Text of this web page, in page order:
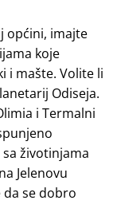
općini, imajte
koje
i mašte. Volite li
Odiseja.
i Termalni
životinjama
Jelenovu
da se dobro